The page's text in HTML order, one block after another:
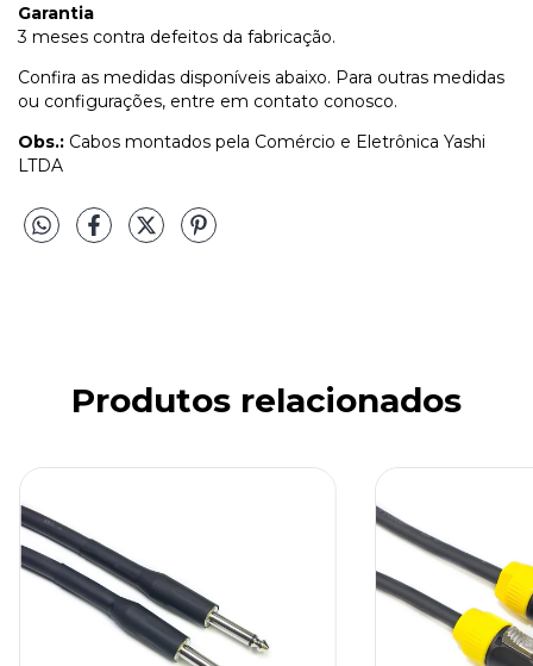
Garantia
3 meses contra defeitos da fabricação.
Confira as medidas disponíveis abaixo. Para outras medidas
ou configurações, entre em contato conosco.
Obs.: Cabos montados pela Comércio e Eletrônica Yashi
LTDA
Produtos relacionados